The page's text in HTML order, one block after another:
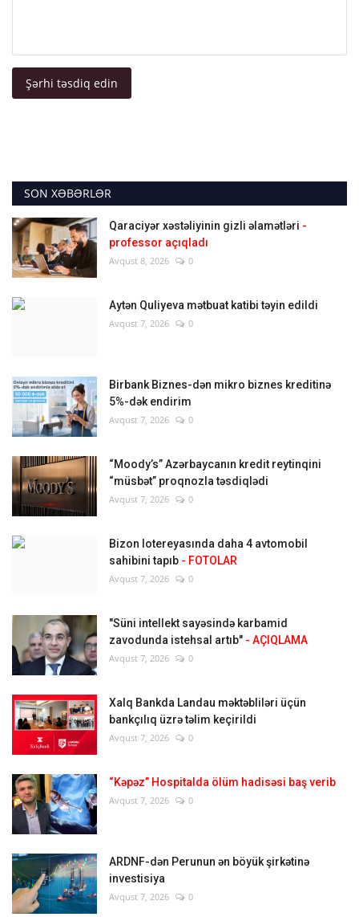
Şərhi təsdiq edin
SON XƏBƏRLƏR
Qaraciyər xəstəliyinin gizli əlamətləri -
professor açıqladı
Avqust 8, 2026 0
Aytən Quliyeva mətbuat katibi təyin edildi
Avqust 7, 2026 0
Birbank Biznes-dən mikro biznes kreditinə
5%-dək endirim
Avqust 7, 2026 0
“Moody’s” Azərbaycanın kredit reytinqini
“müsbət” proqnozla təsdiqlədi
Avqust 7, 2026 0
Bizon lotereyasında daha 4 avtomobil
sahibini tapıb - FOTOLAR
Avqust 7, 2026 0
"Süni intellekt sayəsində karbamid
zavodunda istehsal artıb" - AÇIQLAMA
Avqust 7, 2026 0
Xalq Bankda Landau məktəbliləri üçün
bankçılıq üzrə təlim keçirildi
Avqust 7, 2026 0
“Kəpəz” Hospitalda ölüm hadisəsi baş verib
Avqust 7, 2026 0
ARDNF-dən Perunun ən böyük şirkətinə
investisiya
Avqust 7, 2026 0